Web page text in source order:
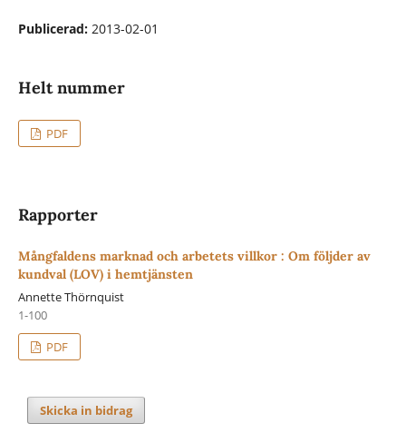
Publicerad: 2013-02-01
Helt nummer
PDF
Rapporter
Mångfaldens marknad och arbetets villkor : Om följder av
kundval (LOV) i hemtjänsten
Annette Thörnquist
1-100
PDF
Skicka in bidrag